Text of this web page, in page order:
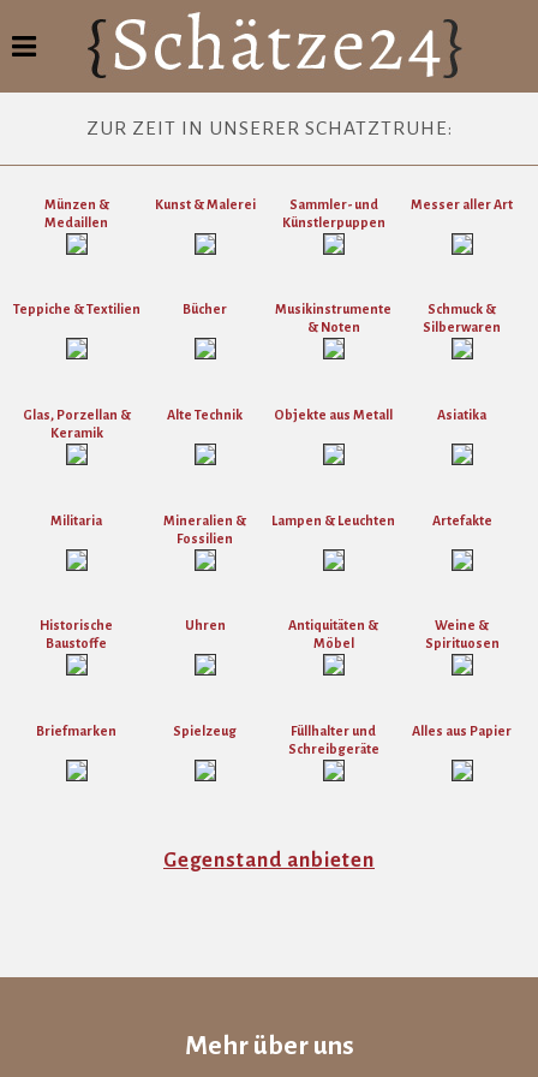
ZUR ZEIT IN UNSERER SCHATZTRUHE:
Münzen &
Medaillen
Kunst & Malerei
Sammler- und
Künstlerpuppen
Messer aller Art
Teppiche & Textilien Bücher
Musikinstrumente
& Noten
Schmuck &
Silberwaren
Glas, Porzellan &
Keramik
Alte Technik Objekte aus Metall Asiatika
Militaria
Mineralien &
Fossilien
Lampen & Leuchten Artefakte
Historische
Baustoffe
Uhren
Antiquitäten &
Möbel
Weine &
Spirituosen
Briefmarken Spielzeug
Füllhalter und
Schreibgeräte
Alles aus Papier
Gegenstand anbieten
Mehr über uns